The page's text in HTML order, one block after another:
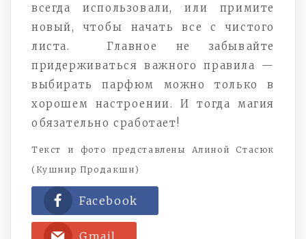
всегда использовали, или примите
новый, чтобы начать все с чистого
листа. Главное не забывайте
придерживаться важного правила —
выбирать парфюм можно только в
хорошем настроении. И тогда магия
обязательно сработает!
Текст и фото представлены Алиной Стасюк
(Кушнир Продакшн)
Facebook
Gmail